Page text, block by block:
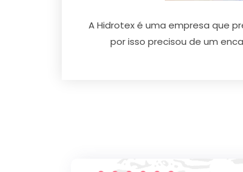
A Hidrotex é uma empresa que
por isso precisou de um